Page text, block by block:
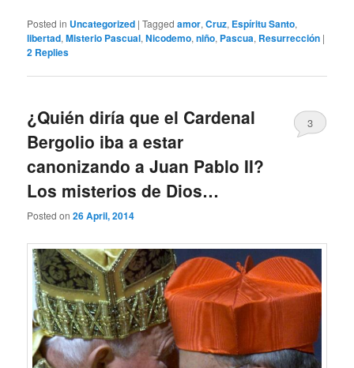
Posted in Uncategorized |Tagged amor,Cruz, Espíritu Santo,
libertad,Misterio Pascual,Nicodemo,niño, Pascua, Resurrección |
2 Replies
¿Quién diría que el Cardenal
Bergolio iba a estar
canonizando a Juan Pablo II?
Los misterios de Dios…
Posted on26 April, 2014
3